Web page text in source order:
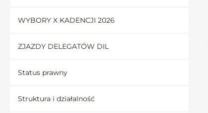
WYBORY X KADENCJI 2026
ZJAZDY DELEGATÓW DIL
Status prawny
Struktura i działalność